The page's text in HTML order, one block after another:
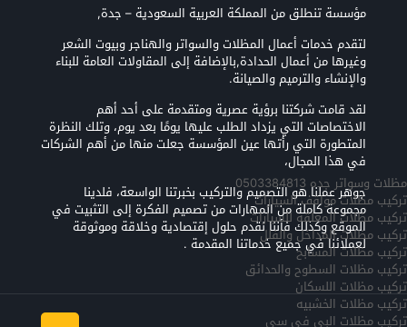
مؤسسة تنطلق من المملكة العربية السعودية – جدة,
لتقدم خدمات أعمال المظلات والسواتر والهناجر وبيوت الشعر
وغيرها من أعمال الحدادة,بالإضافة إلى المقاولات العامة للبناء
والإنشاء والترميم والصيانة.
لقد قامت شركتنا برؤية عصرية ومتقدمة على أحد أهم
الاختصاصات التي يزداد الطلب عليها يومًا بعد يوم، وتلك النظرة
المتطورة التي رأتها عين المؤسسة جعلت منها من أهم الشركات
في هذا المجال،
جوهر عملنا هو التصميم والتركيب بخبرتنا الواسعة، فلدينا
مجموعة كاملة من المهارات من تصميم الفكرة إلى التثبيت في
الموقع وكذلك فأننا نقدم حلول إقتصادية وخلاقة وموثوقة
لعملائنا في جميع خدماتنا المقدمة .
مظلات وسواتر جده 0503384813
تركيب مظلات مواقف السيارات
تركيب مظلات المعلقه للسيارات
تركيب مظلات المداخل والفلل
تركيب مظلات المسابح
تركيب مظلات السطوح والحدائق
تركيب مظلات اللسكان
تركيب مظلات الخشبيه
تركيب مظلات البي في سي